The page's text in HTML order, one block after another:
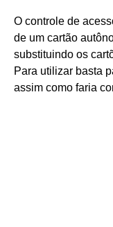
O controle de
de um cartão
substituindo os
Para utilizar basta
assim como faria